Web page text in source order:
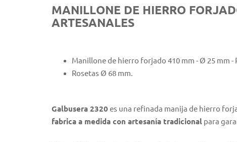
MANILLONE DE HIERRO
ARTESANALES
Manillone de hierro forjado 410 mm - Ø 25 mm -
Rosetas Ø 68 mm.
Galbusera 2320 es una refinada manija de hierro
fabrica a medida con artesanía tradicional para